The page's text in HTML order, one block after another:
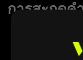
การสะกดค
การสะ